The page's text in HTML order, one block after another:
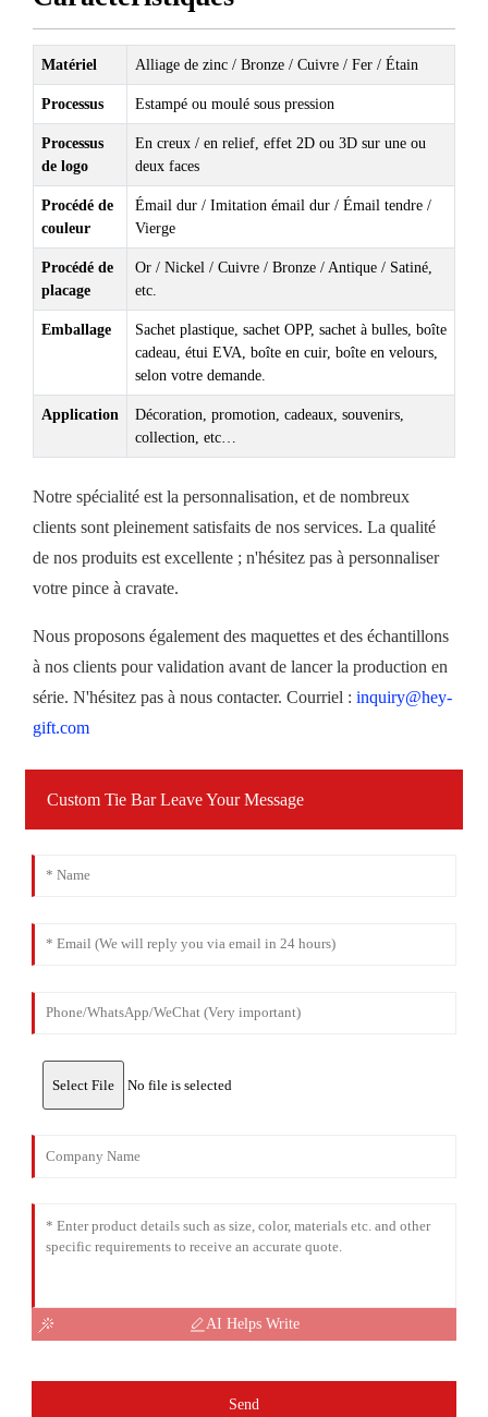
Matériel Alliage de zinc / Bronze / Cuivre / Fer / Étain
Processus Estampé ou moulé sous pression
Processus
de logo
En creux / en relief, effet 2D ou 3D sur une ou
deux faces
Procédé de
couleur
Émail dur / Imitation émail dur / Émail tendre /
Vierge
Procédé de
placage
Or / Nickel / Cuivre / Bronze / Antique / Satiné,
etc.
Emballage
Sachet plastique, sachet OPP, sachet à bulles, boîte
cadeau, étui EVA, boîte en cuir, boîte en velours,
selon votre demande.
Application
Décoration, promotion, cadeaux, souvenirs,
collection, etc…
Notre spécialité est la personnalisation, et de nombreux
clients sont pleinement satisfaits de nos services. La qualité
de nos produits est excellente ; n'hésitez pas à personnaliser
votre pince à cravate.
Nous proposons également des maquettes et des échantillons
à nos clients pour validation avant de lancer la production en
série. N'hésitez pas à nous contacter. Courriel : inquiry@hey-
gift.com
Custom Tie Bar Leave Your Message
Select File No file is selected
AI Helps Write
Send